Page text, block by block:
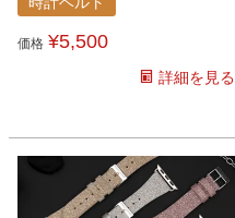
価格 ¥5,500
詳細を見る